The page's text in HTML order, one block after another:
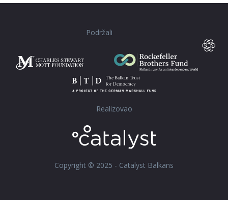
Podržali
Realizovao
Copyright © 2025 - Catalyst Balkans